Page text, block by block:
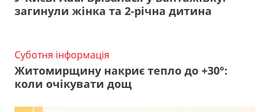
загинули жінка та 2-річна дитина
Суботня інформація
Житомирщину накриє тепло до +30°:
коли очікувати дощ